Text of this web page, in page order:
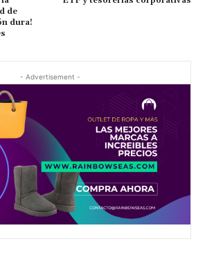
de
dura!
- Advertisement -